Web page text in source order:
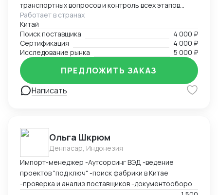
транспортных вопросов и контроль всех этапов
сотрудничества с иностранными партнерами.
Работает в странах
Китай
Поиск поставщика
4 000 ₽
Сертификация
4 000 ₽
Исследование рынка
5 000 ₽
Написать
ПРЕДЛОЖИТЬ ЗАКАЗ
Ольга Шкрюм
Денпасар, Индонезия
Импорт-менеджер -Аутсорсинг ВЭД -ведение
проектов "под ключ" -поиск фабрики в Китае
-проверка и анализ поставщиков -документооборот